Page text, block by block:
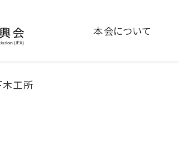
本会について
木工所